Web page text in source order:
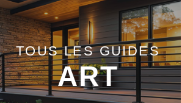
TOUS LES GUIDES
ART
EN SAVOIR +